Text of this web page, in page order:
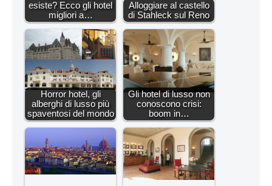
esiste? Ecco gli hotel
migliori a…
Alloggiare al castello
di Stahleck sul Reno
Horror hotel, gli
alberghi di lusso più
spaventosi del mondo
Gli hotel di lusso non
conoscono crisi:
boom in…